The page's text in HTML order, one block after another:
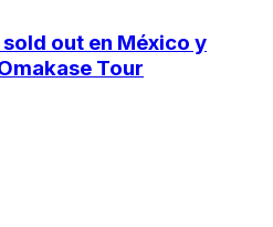
out en México y
Tour